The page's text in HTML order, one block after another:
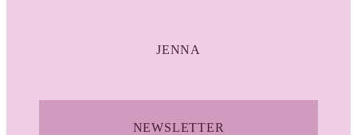
JENNA
NEWSLETTER